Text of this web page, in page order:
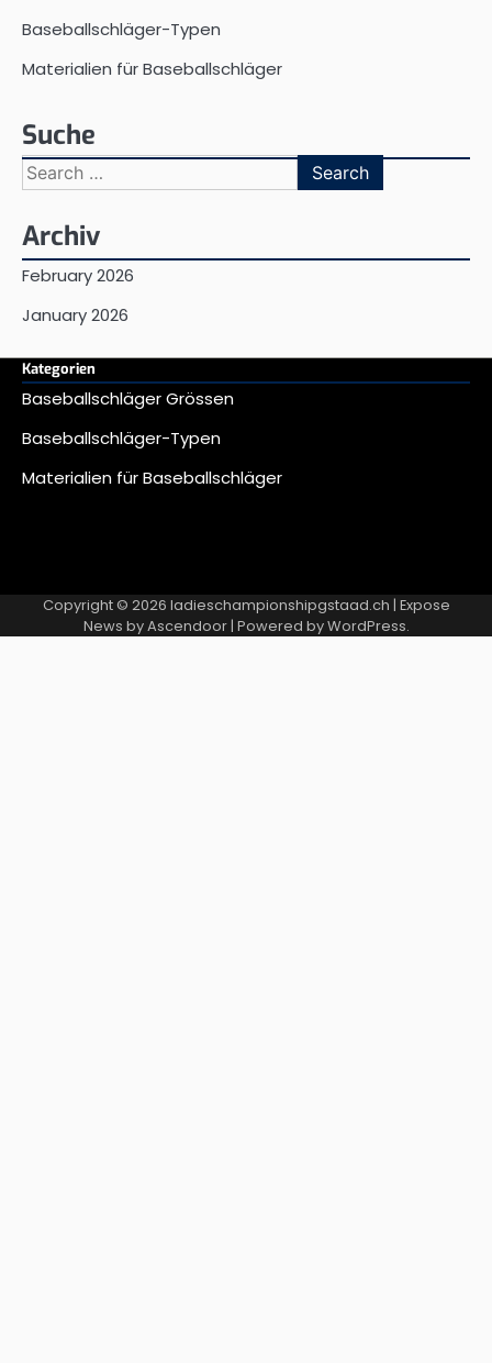
Baseballschläger-Typen
Materialien für Baseballschläger
Suche
Search
for:
Archiv
February 2026
January 2026
Kategorien
Baseballschläger Grössen
Baseballschläger-Typen
Materialien für Baseballschläger
Copyright © 2026 ladieschampionshipgstaad.ch | Expose
News byAscendoor| Powered byWordPress.